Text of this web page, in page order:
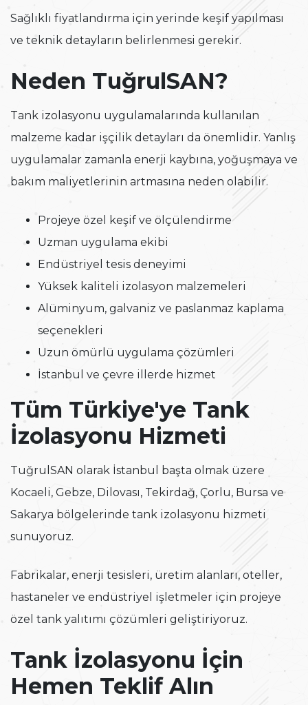
Sağlıklı fiyatlandırma için yerinde keşif yapılması
ve teknik detayların belirlenmesi gerekir.
Neden TuğrulSAN?
Tank izolasyonu uygulamalarında kullanılan
malzeme kadar işçilik detayları da önemlidir. Yanlış
uygulamalar zamanla enerji kaybına, yoğuşmaya ve
bakım maliyetlerinin artmasına neden olabilir.
Projeye özel keşif ve ölçülendirme
Uzman uygulama ekibi
Endüstriyel tesis deneyimi
Yüksek kaliteli izolasyon malzemeleri
Alüminyum, galvaniz ve paslanmaz kaplama
seçenekleri
Uzun ömürlü uygulama çözümleri
İstanbul ve çevre illerde hizmet
Tüm Türkiye'ye Tank
İzolasyonu Hizmeti
TuğrulSAN olarak İstanbul başta olmak üzere
Kocaeli, Gebze, Dilovası, Tekirdağ, Çorlu, Bursa ve
Sakarya bölgelerinde tank izolasyonu hizmeti
sunuyoruz.
Fabrikalar, enerji tesisleri, üretim alanları, oteller,
hastaneler ve endüstriyel işletmeler için projeye
özel tank yalıtımı çözümleri geliştiriyoruz.
Tank İzolasyonu İçin
Hemen Teklif Alın